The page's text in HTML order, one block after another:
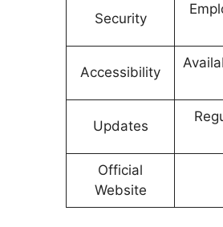
Security
Accessibility
Updates
Official
Website